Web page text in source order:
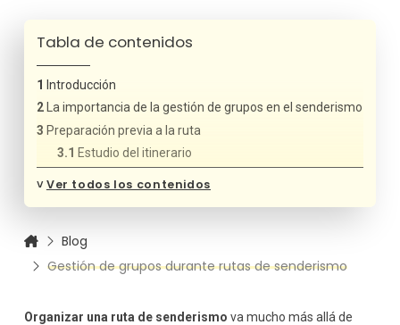
Tabla de contenidos
Introducción
La importancia de la gestión de grupos en el senderismo
Preparación previa a la ruta
Estudio del itinerario
Comunicación previa
Comunicación durante la ruta
Organización durante la marcha
˅Ver todos los contenidos
Blog
Gestión de grupos durante rutas de senderismo
Organizar una ruta de senderismo va mucho más allá de